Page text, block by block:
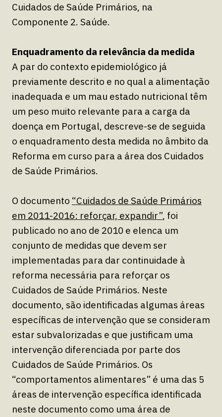
Cuidados de Saúde Primários, na
Componente 2. Saúde.
Enquadramento da relevância da medida
A par do contexto epidemiológico já
previamente descrito e no qual a alimentação
inadequada e um mau estado nutricional têm
um peso muito relevante para a carga da
doença em Portugal, descreve-se de seguida
o enquadramento desta medida no âmbito da
Reforma em curso para a área dos Cuidados
de Saúde Primários.
O documento “Cuidados de Saúde Primários
em 2011-2016: reforçar, expandir”, foi
publicado no ano de 2010 e elenca um
conjunto de medidas que devem ser
implementadas para dar continuidade à
reforma necessária para reforçar os
Cuidados de Saúde Primários. Neste
documento, são identificadas algumas áreas
específicas de intervenção que se consideram
estar subvalorizadas e que justificam uma
intervenção diferenciada por parte dos
Cuidados de Saúde Primários. Os
“comportamentos alimentares” é uma das 5
áreas de intervenção específica identificada
neste documento como uma área de